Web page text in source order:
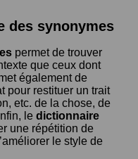
des synonymes
permet de trouver
que ceux dont
également de
pour restituer un trait
etc. de la chose, de
le dictionnaire
une répétition de
le style de